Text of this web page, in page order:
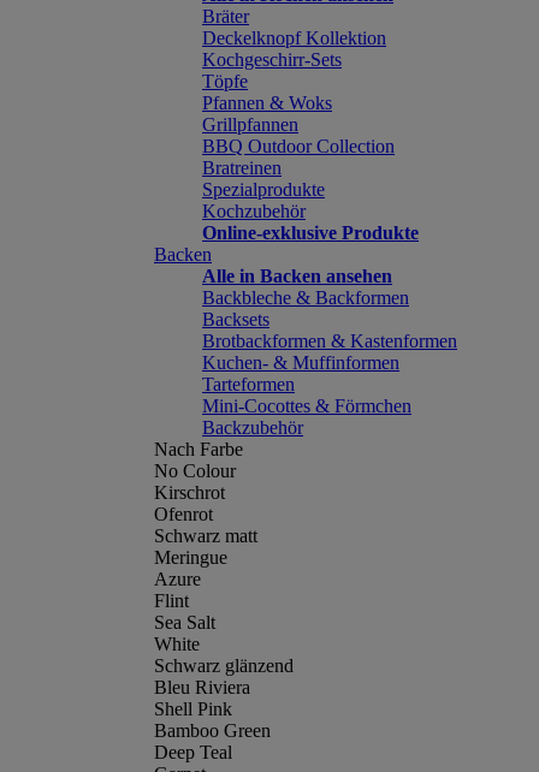
Bräter
Deckelknopf Kollektion
Kochgeschirr-Sets
Töpfe
Pfannen & Woks
Grillpfannen
BBQ Outdoor Collection
Bratreinen
Spezialprodukte
Kochzubehör
Online-exklusive Produkte
Backen
Alle in Backen ansehen
Backbleche & Backformen
Backsets
Brotbackformen & Kastenformen
Kuchen- & Muffinformen
Tarteformen
Mini-Cocottes & Förmchen
Backzubehör
Nach Farbe
No Colour
Kirschrot
Ofenrot
Schwarz matt
Meringue
Azure
Flint
Sea Salt
White
Schwarz glänzend
Bleu Riviera
Shell Pink
Bamboo Green
Deep Teal